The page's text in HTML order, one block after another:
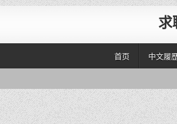
求
首页 中文履